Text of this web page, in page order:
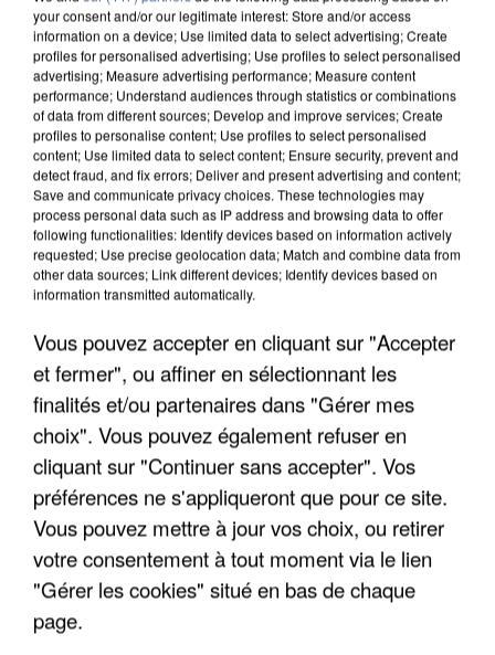
APRÈS TOUTES CES CANICULES, LES REFUGES
your consent and/or our legitimate interest: Store and/or access
information on a device; Use limited data to select advertising; Create
profiles for personalised advertising; Use profiles to select personalised
advertising; Measure advertising performance; Measure content
performance; Understand audiences through statistics or combinations
of data from different sources; Develop and improve services; Create
profiles to personalise content; Use profiles to select personalised
content; Use limited data to select content; Ensure security, prevent and
detect fraud, and fix errors; Deliver and present advertising and content;
Save and communicate privacy choices. These technologies may
process personal data such as IP address and browsing data to offer
following functionalities: Identify devices based on information actively
requested; Use precise geolocation data; Match and combine data from
other data sources; Link different devices; Identify devices based on
information transmitted automatically.
Vous pouvez accepter en cliquant sur "Accepter
et fermer", ou affiner en sélectionnant les
finalités et/ou partenaires dans "Gérer mes
choix". Vous pouvez également refuser en
cliquant sur "Continuer sans accepter". Vos
préférences ne s'appliqueront que pour ce site.
Vous pouvez mettre à jour vos choix, ou retirer
votre consentement à tout moment via le lien
"Gérer les cookies" situé en bas de chaque
page.